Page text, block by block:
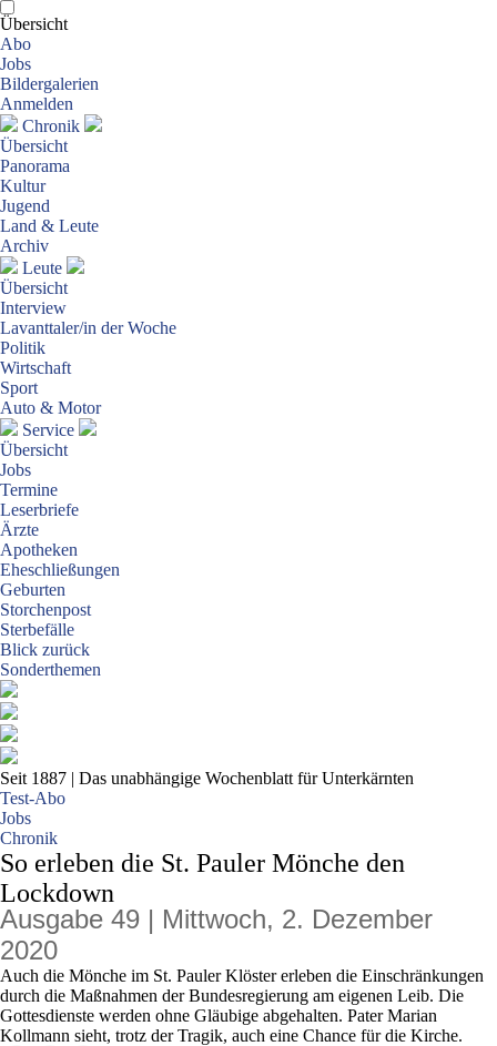
Übersicht
Abo
Jobs
Bildergalerien
Anmelden
Chronik
Übersicht
Panorama
Kultur
Jugend
Land & Leute
Archiv
Leute
Übersicht
Interview
Lavanttaler/in der Woche
Politik
Wirtschaft
Sport
Auto & Motor
Service
Übersicht
Jobs
Termine
Leserbriefe
Ärzte
Apotheken
Eheschließungen
Geburten
Storchenpost
Sterbefälle
Blick zurück
Sonderthemen
Seit 1887 | Das unabhängige Wochenblatt für Unterkärnten
Test-Abo
Jobs
Chronik
So erleben die St. Pauler Mönche den
Lockdown
Ausgabe 49 | Mittwoch, 2. Dezember
2020
Auch die Mönche im St. Pauler Klöster erleben die Einschränkungen
durch die Maßnahmen der Bundesregierung am eigenen Leib. Die
Gottesdienste werden ohne Gläubige abgehalten. Pater Marian
Kollmann sieht, trotz der Tragik, auch eine Chance für die Kirche.